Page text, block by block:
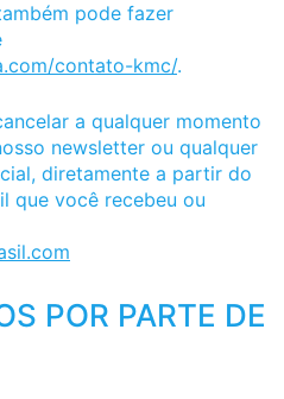
pode fazer
contato-kmc/.
a qualquer momento
newsletter ou qualquer
diretamente a partir do
que você recebeu ou
POR PARTE DE